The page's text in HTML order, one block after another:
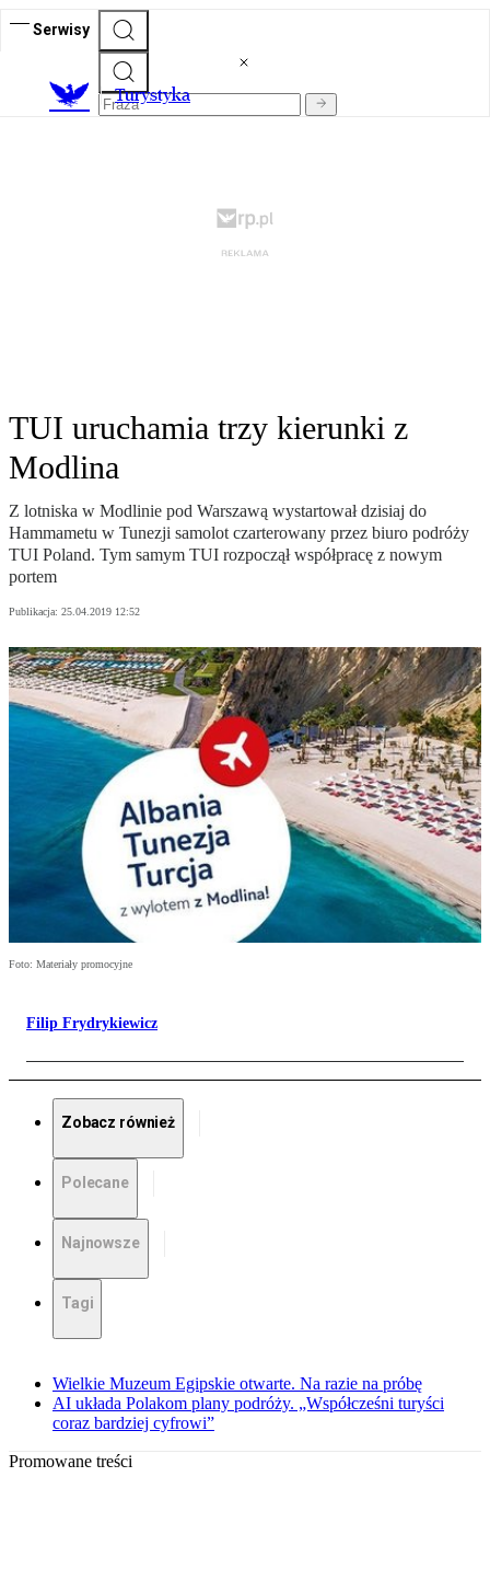
Serwisy
Turystyka
TUI uruchamia trzy kierunki z
Modlina
Z lotniska w Modlinie pod Warszawą wystartował dzisiaj do
Hammametu w Tunezji samolot czarterowany przez biuro podróży
TUI Poland. Tym samym TUI rozpoczął współpracę z nowym
portem
Publikacja: 25.04.2019 12:52
Foto: Materiały promocyjne
Filip Frydrykiewicz
Zobacz również
Polecane
Najnowsze
Tagi
Wielkie Muzeum Egipskie otwarte. Na razie na próbę
AI układa Polakom plany podróży. „Współcześni turyści
coraz bardziej cyfrowi”
Promowane treści